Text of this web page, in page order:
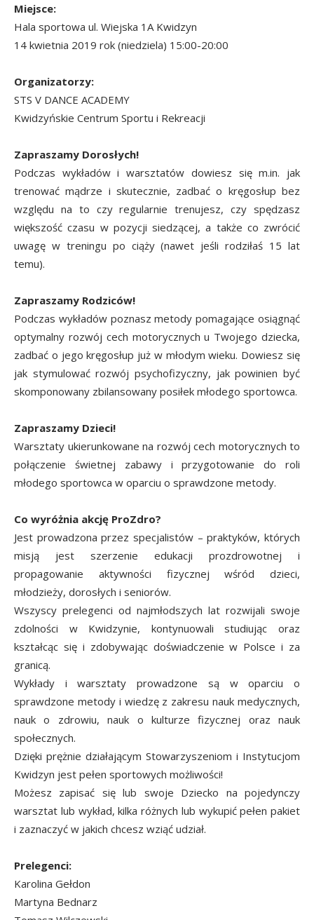
Miejsce:
Hala sportowa ul. Wiejska 1A Kwidzyn
14 kwietnia 2019 rok (niedziela) 15:00-20:00
Organizatorzy:
STS V DANCE ACADEMY
Kwidzyńskie Centrum Sportu i Rekreacji
Zapraszamy Dorosłych!
Podczas wykładów i warsztatów dowiesz się m.in. jak
trenować mądrze i skutecznie, zadbać o kręgosłup bez
względu na to czy regularnie trenujesz, czy spędzasz
większość czasu w pozycji siedzącej, a także co zwrócić
uwagę w treningu po ciąży (nawet jeśli rodziłaś 15 lat
temu).
Zapraszamy Rodziców!
Podczas wykładów poznasz metody pomagające osiągnąć
optymalny rozwój cech motorycznych u Twojego dziecka,
zadbać o jego kręgosłup już w młodym wieku. Dowiesz się
jak stymulować rozwój psychofizyczny, jak powinien być
skomponowany zbilansowany posiłek młodego sportowca.
Zapraszamy Dzieci!
Warsztaty ukierunkowane na rozwój cech motorycznych to
połączenie świetnej zabawy i przygotowanie do roli
młodego sportowca w oparciu o sprawdzone metody.
Co wyróżnia akcję ProZdro?
Jest prowadzona przez specjalistów – praktyków, których
misją jest szerzenie edukacji prozdrowotnej i
propagowanie aktywności fizycznej wśród dzieci,
młodzieży, dorosłych i seniorów.
Wszyscy prelegenci od najmłodszych lat rozwijali swoje
zdolności w Kwidzynie, kontynuowali studiując oraz
kształcąc się i zdobywając doświadczenie w Polsce i za
granicą.
Wykłady i warsztaty prowadzone są w oparciu o
sprawdzone metody i wiedzę z zakresu nauk medycznych,
nauk o zdrowiu, nauk o kulturze fizycznej oraz nauk
społecznych.
Dzięki prężnie działającym Stowarzyszeniom i Instytucjom
Kwidzyn jest pełen sportowych możliwości!
Możesz zapisać się lub swoje Dziecko na pojedynczy
warsztat lub wykład, kilka różnych lub wykupić pełen pakiet
i zaznaczyć w jakich chcesz wziąć udział.
Prelegenci:
Karolina Gełdon
Martyna Bednarz